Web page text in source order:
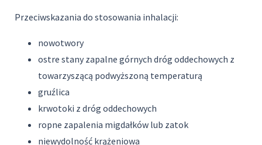
Przeciwskazania do stosowania inhalacji:
nowotwory
ostre stany zapalne górnych dróg oddechowych z
towarzyszącą podwyższoną temperaturą
gruźlica
krwotoki z dróg oddechowych
ropne zapalenia migdałków lub zatok
niewydolność krążeniowa